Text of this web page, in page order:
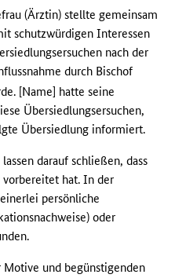
(Ärztin) stellte gemeinsam
schutzwürdigen Interessen
nach der
durch Bischof
[Name] hatte seine
Übersiedlungsersuchen,
Übersiedlung informiert.
darauf schließen, dass
hat. In der
persönliche
oder
und begünstigenden